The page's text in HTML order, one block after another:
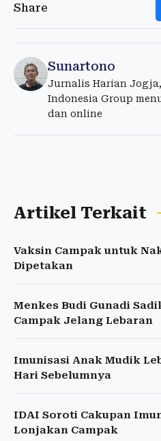
Share
Sunartono
Jurnalis Harian
Indonesia Group
dan online
Artikel Terkait
Vaksin Campak untuk
Dipetakan
Menkes Budi Gunadi
Campak Jelang Lebaran
Imunisasi Anak Mudik
Hari Sebelumnya
IDAI Soroti Cakupan
Lonjakan Campak